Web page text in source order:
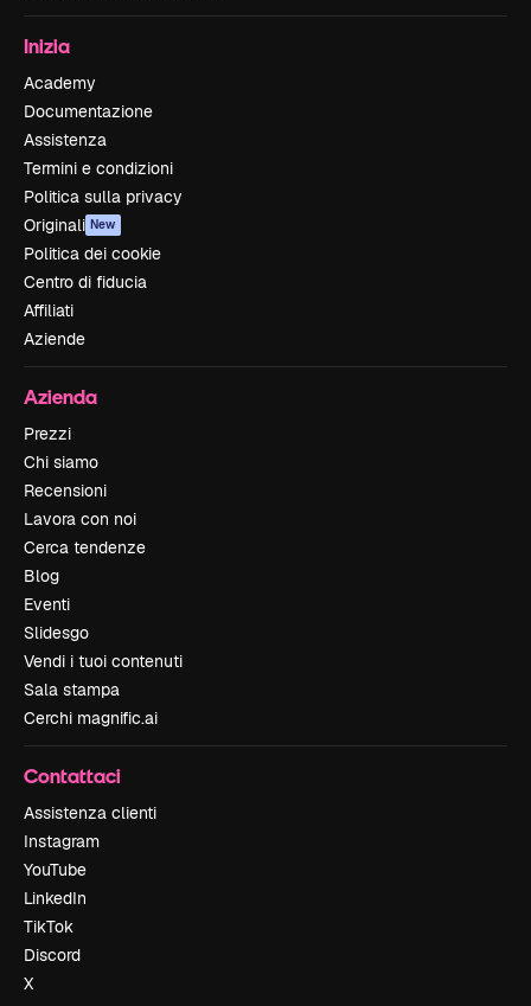
Inizia
Academy
Documentazione
Assistenza
Termini e condizioni
Politica sulla privacy
Originali New
Politica dei cookie
Centro di fiducia
Affiliati
Aziende
Azienda
Prezzi
Chi siamo
Recensioni
Lavora con noi
Cerca tendenze
Blog
Eventi
Slidesgo
Vendi i tuoi contenuti
Sala stampa
Cerchi magnific.ai
Contattaci
Assistenza clienti
Instagram
YouTube
LinkedIn
TikTok
Discord
X